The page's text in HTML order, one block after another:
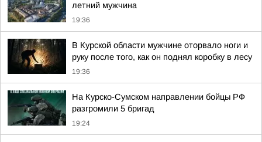
летний мужчина
19:36
В Курской области мужчине оторвало ноги и
руку после того, как он поднял коробку в лесу
19:36
На Курско-Сумском направлении бойцы РФ
разгромили 5 бригад
19:24